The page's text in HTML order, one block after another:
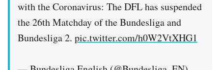
Hai bisogno di aiuto?
Esci
with the Coronavirus: The DFL has suspended
the 26th Matchday of the Bundesliga and
Bundesliga 2. pic.twitter.com/h0W2VtXHG1